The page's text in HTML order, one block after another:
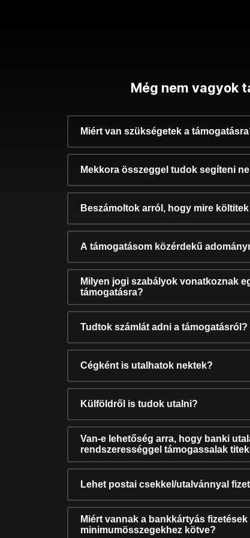
Még nem vagyok
Miért van szükségetek a
Mekkora összeggel tudok segíteni
Beszámoltok arról, hogy mire
A támogatásom közérdekű
Milyen jogi szabályok vonatkoznak
támogatásra?
Tudtok számlát adni a támogatásról?
Cégként is utalhatok nektek?
Külföldről is tudok utalni?
Van-e lehetőség arra, hogy banki
rendszerességgel támogassalak
Lehet postai csekkel/utalvánnyal
Miért vannak a bankkártyás fizetések
minimumösszegekhez kötve?